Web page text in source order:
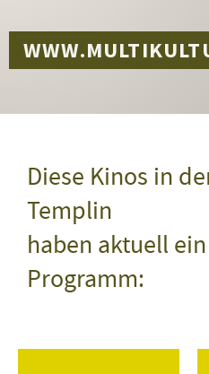
Diese Kinos in
Templin
haben aktuell ein
Programm: